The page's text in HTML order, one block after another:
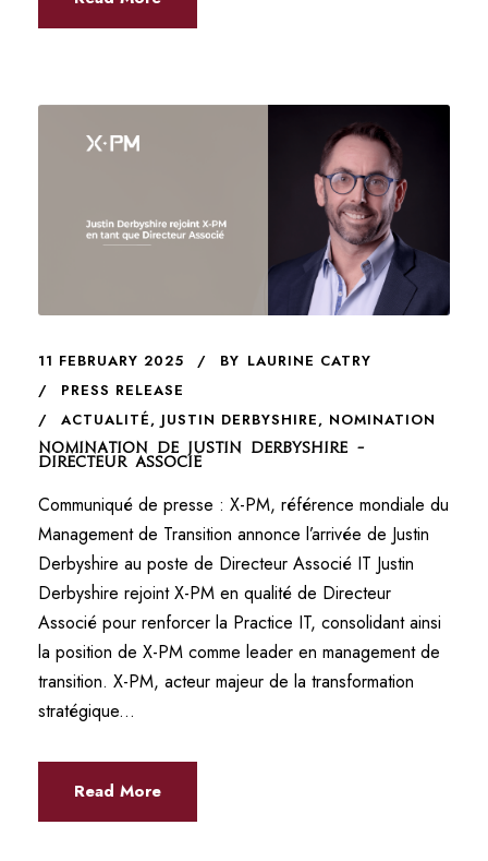
11 FEBRUARY 2025 BY LAURINE CATRY
PRESS RELEASE
ACTUALITÉ, JUSTIN DERBYSHIRE, NOMINATION
Nomination de Justin Derbyshire –
Directeur Associé
Communiqué de presse : X-PM, référence mondiale du
Management de Transition annonce l’arrivée de Justin
Derbyshire au poste de Directeur Associé IT Justin
Derbyshire rejoint X-PM en qualité de Directeur
Associé pour renforcer la Practice IT, consolidant ainsi
la position de X-PM comme leader en management de
transition. X-PM, acteur majeur de la transformation
stratégique...
Read More